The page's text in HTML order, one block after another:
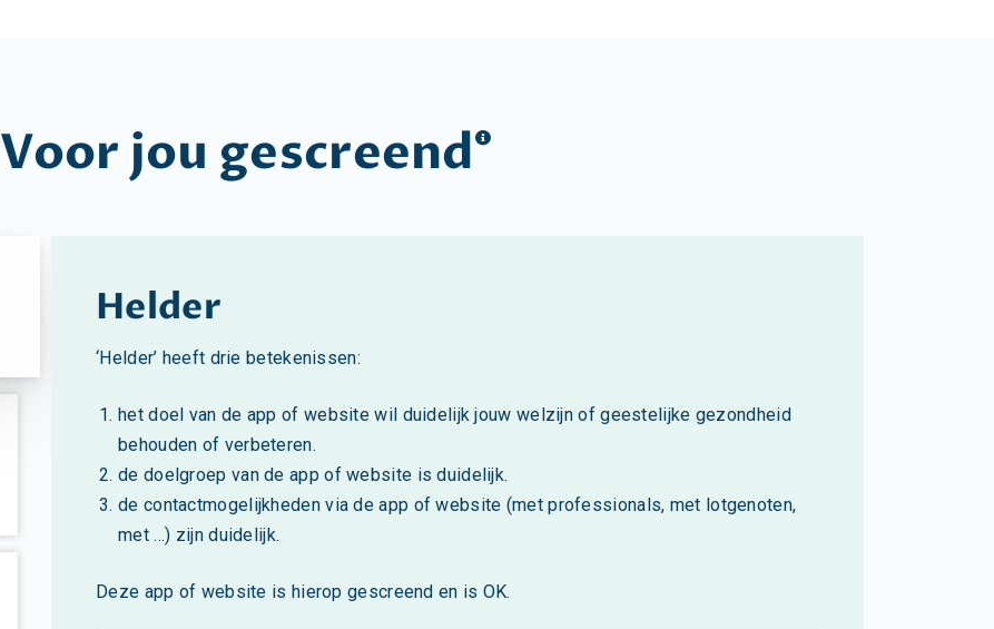
Voor jou gescreend
Helder
‘Helder’ heeft drie betekenissen:
het doel van de app of website wil duidelijk jouw welzijn of geestelijke gezondheid
behouden of verbeteren.
de doelgroep van de app of website is duidelijk.
de contactmogelijkheden via de app of website (met professionals, met lotgenoten,
met ...) zijn duidelijk.
Deze app of website is hierop gescreend en is OK.